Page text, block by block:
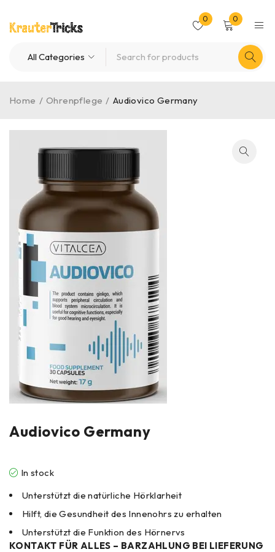
0 0
Home / Ohrenpflege / Audiovico Germany
Audiovico Germany
In stock
Unterstützt die natürliche Hörklarheit
Hilft, die Gesundheit des Innenohrs zu erhalten
Unterstützt die Funktion des Hörnervs
KONTAKT FÜR ALLES – BARZAHLUNG BEI LIEFERUNG